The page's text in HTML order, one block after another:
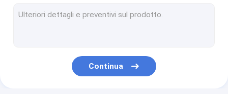
Animali piccoli -- scanner ad ultrasuoni
Continua